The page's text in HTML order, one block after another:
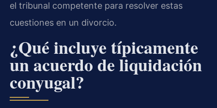
el tribunal competente para resolver estas
cuestiones en un divorcio.
¿Qué incluye típicamente
un acuerdo de liquidación
conyugal?